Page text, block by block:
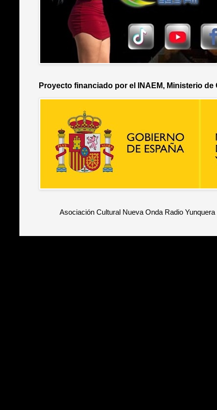
Proyecto financiado por el INAEM, Ministerio de
Asociación Cultural Nueva Onda Radio